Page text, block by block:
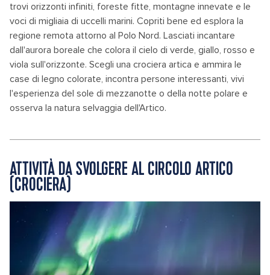
trovi orizzonti infiniti, foreste fitte, montagne innevate e le
voci di migliaia di uccelli marini. Copriti bene ed esplora la
regione remota attorno al Polo Nord. Lasciati incantare
dall'aurora boreale che colora il cielo di verde, giallo, rosso e
viola sull'orizzonte. Scegli una crociera artica e ammira le
case di legno colorate, incontra persone interessanti, vivi
l'esperienza del sole di mezzanotte o della notte polare e
osserva la natura selvaggia dell'Artico.
ATTIVITÀ DA SVOLGERE AL CIRCOLO ARTICO
(CROCIERA)